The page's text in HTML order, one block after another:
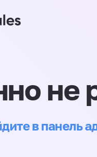
не
в панель